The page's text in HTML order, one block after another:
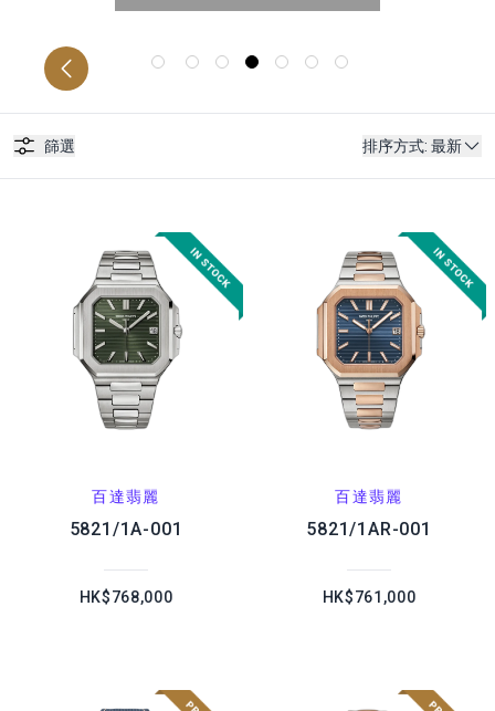
篩選 排序方式: 最新
百達翡麗
5821/1A-001
HK$768,000
百達翡麗
5821/1AR-001
HK$761,000